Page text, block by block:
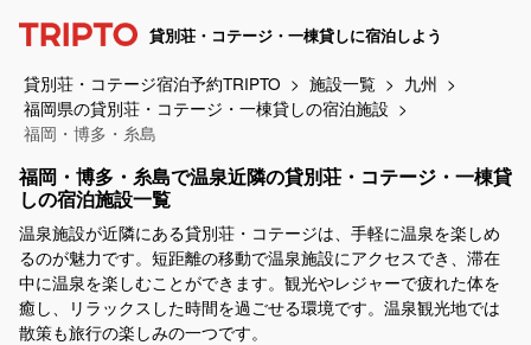
貸別荘・コテージ・一棟貸しに宿泊しよう
貸別荘・コテージ宿泊予約TRIPTO 施設一覧
九州
福岡県の貸別荘・コテージ・一棟貸しの宿泊施設
福岡・博多・糸島
福岡・博多・糸島で温泉近隣の貸別荘・コテージ・一棟貸
しの宿泊施設一覧
温泉施設が近隣にある貸別荘・コテージは、手軽に温泉を楽しめ
るのが魅力です。短距離の移動で温泉施設にアクセスでき、滞在
中に温泉を楽しむことができます。観光やレジャーで疲れた体を
癒し、リラックスした時間を過ごせる環境です。温泉観光地では
散策も旅行の楽しみの一つです。